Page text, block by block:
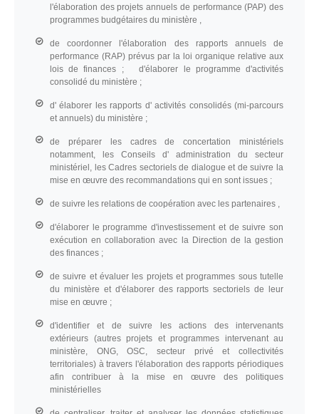
l'élaboration des projets annuels de performance (PAP) des
programmes budgétaires du ministère ,
de coordonner l'élaboration des rapports annuels de
performance (RAP) prévus par la loi organique relative aux
lois de finances ; d'élaborer le programme d'activités
consolidé du ministère ;
d' élaborer les rapports d' activités consolidés (mi-parcours
et annuels) du ministère ;
de préparer les cadres de concertation ministériels
notamment, les Conseils d' administration du secteur
ministériel, les Cadres sectoriels de dialogue et de suivre la
mise en œuvre des recommandations qui en sont issues ;
de suivre les relations de coopération avec les partenaires ,
d'élaborer le programme d'investissement et de suivre son
exécution en collaboration avec la Direction de la gestion
des finances ;
de suivre et évaluer les projets et programmes sous tutelle
du ministère et d'élaborer des rapports sectoriels de leur
mise en œuvre ;
d'identifier et de suivre les actions des intervenants
extérieurs (autres projets et programmes intervenant au
ministère, ONG, OSC, secteur privé et collectivités
territoriales) à travers l'élaboration des rapports périodiques
afin contribuer à la mise en œuvre des politiques
ministérielles